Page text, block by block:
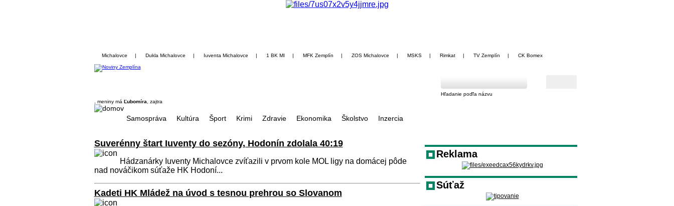
Michalovce | Dukla Michalovce | Iuventa Michalovce | 1 BK MI | MFK Zemplín | ZOS Michalovce | MSKS | Rimkat | TV Zemplín | CK Bomex
Hľadanie poďľa názvu
, meniny má Ľubomíra , zajtra
Samospráva Kultúra Šport Krimi Zdravie Ekonomika Školstvo Inzercia
Suverénny štart Iuventy do sezóny, Hodonín zdolala 40:19
Hádzanárky Iuventy Michalovce zvíťazili v prvom kole MOL ligy na domácej pôde
nad nováčikom súťaže HK Hodoní...
Kadeti HK Mládež na úvod s tesnou prehrou so Slovanom
Reklama
Súťaž